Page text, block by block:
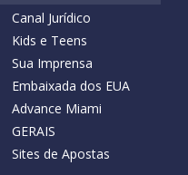
Canal Jurídico
Kids e Teens
Sua Imprensa
Embaixada dos EUA
Advance Miami
GERAIS
Sites de Apostas